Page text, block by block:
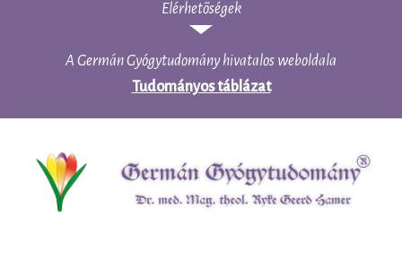
A Germán Gyógytudomány hivatalos weboldala
Tudományos táblázat
Elérhetõségek